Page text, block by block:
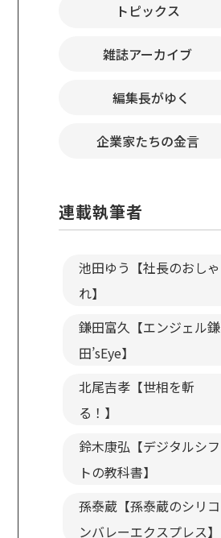
トピックス
雑誌アーカイブ
編集長がゆく
企業家たちの金言
連載執筆者
池田ゆう【社長のおしゃ
れ】
鎌田富久【エンジェル鎌
田’sEye】
北尾吉孝【世相を斬
る！】
鈴木康弘【デジタルシフ
トの教科書】
孫泰蔵【孫泰蔵のシリコ
ンバレーエクスプレス】